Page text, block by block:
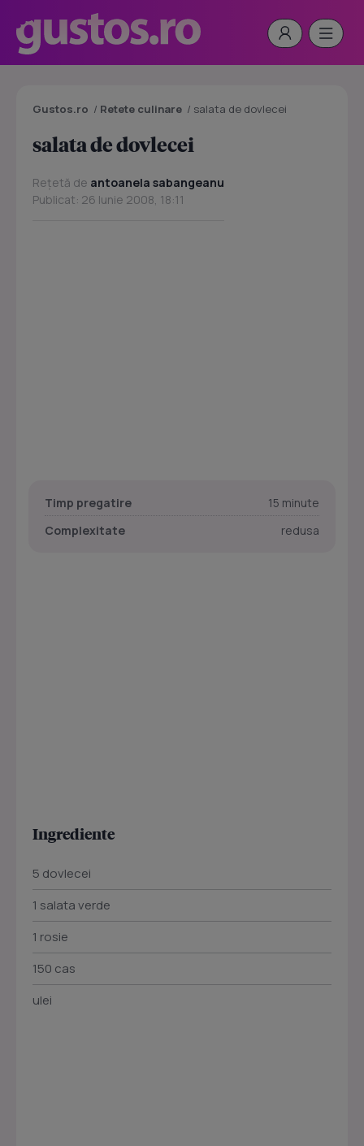
Gustos.ro / Retete culinare / salata de dovlecei
salata de dovlecei
Rețetă de antoanela sabangeanu
Publicat: 26 Iunie 2008, 18:11
Timp pregatire
15 minute
Complexitate
redusa
Ingrediente
5 dovlecei
1 salata verde
1 rosie
150 cas
ulei